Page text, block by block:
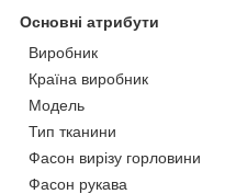
Основні атрибути
Виробник
Країна виробник
Модель
Тип тканини
Фасон вирізу горловини
Фасон рукава